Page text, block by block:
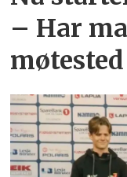
– Har
møtested